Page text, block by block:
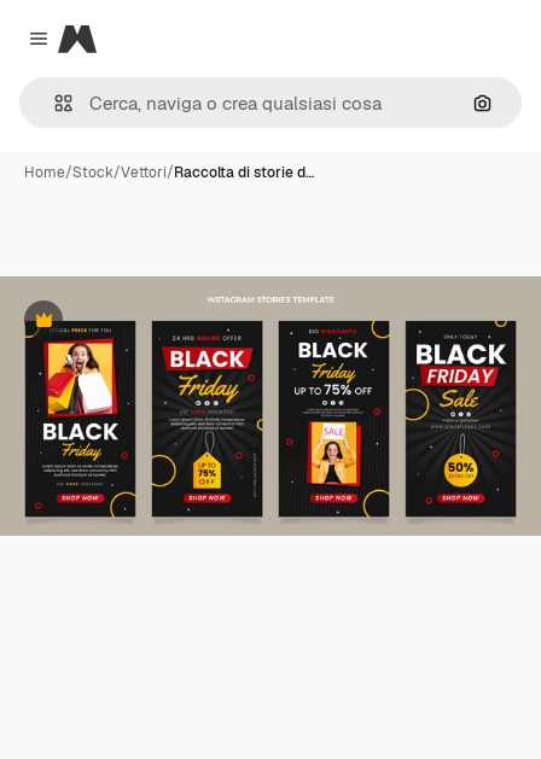
Close menu
Magnific
Cerca
Home/Stock/Vettori/Raccolta di storie d…
Premium